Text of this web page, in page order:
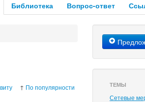
Библиотека Вопрос-ответ
↑ По популярности ТЕМЫ
Сетевые